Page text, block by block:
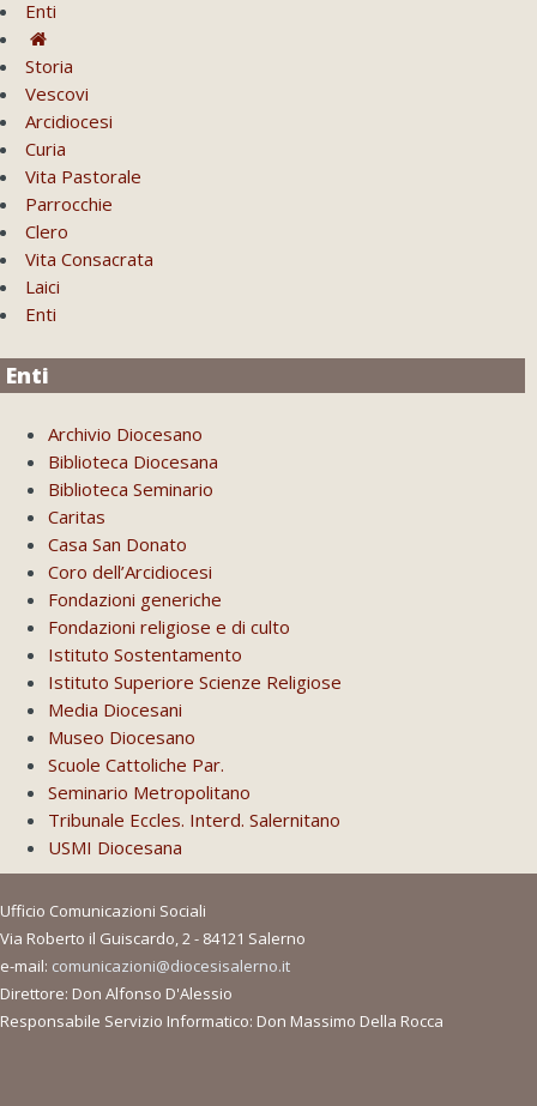
Enti
Storia
Vescovi
Arcidiocesi
Curia
Vita Pastorale
Parrocchie
Clero
Vita Consacrata
Laici
Enti
Enti
Archivio Diocesano
Biblioteca Diocesana
Biblioteca Seminario
Caritas
Casa San Donato
Coro dell’Arcidiocesi
Fondazioni generiche
Fondazioni religiose e di culto
Istituto Sostentamento
Istituto Superiore Scienze Religiose
Media Diocesani
Museo Diocesano
Scuole Cattoliche Par.
Seminario Metropolitano
Tribunale Eccles. Interd. Salernitano
USMI Diocesana
Ufficio Comunicazioni Sociali
Via Roberto il Guiscardo, 2 - 84121 Salerno
e-mail: comunicazioni@diocesisalerno.it
Direttore: Don Alfonso D'Alessio
Responsabile Servizio Informatico: Don Massimo Della Rocca